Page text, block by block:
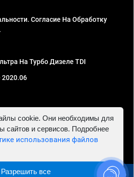
Согласие На Обработку
На Турбо Дизеле TDI
2020.06
ИНН 781302555843,
в Вологде - Автосервис "Евро
cookie. Они необходимы для
сайтов и сервисов. Подробнее
использования файлов
Разрешить все